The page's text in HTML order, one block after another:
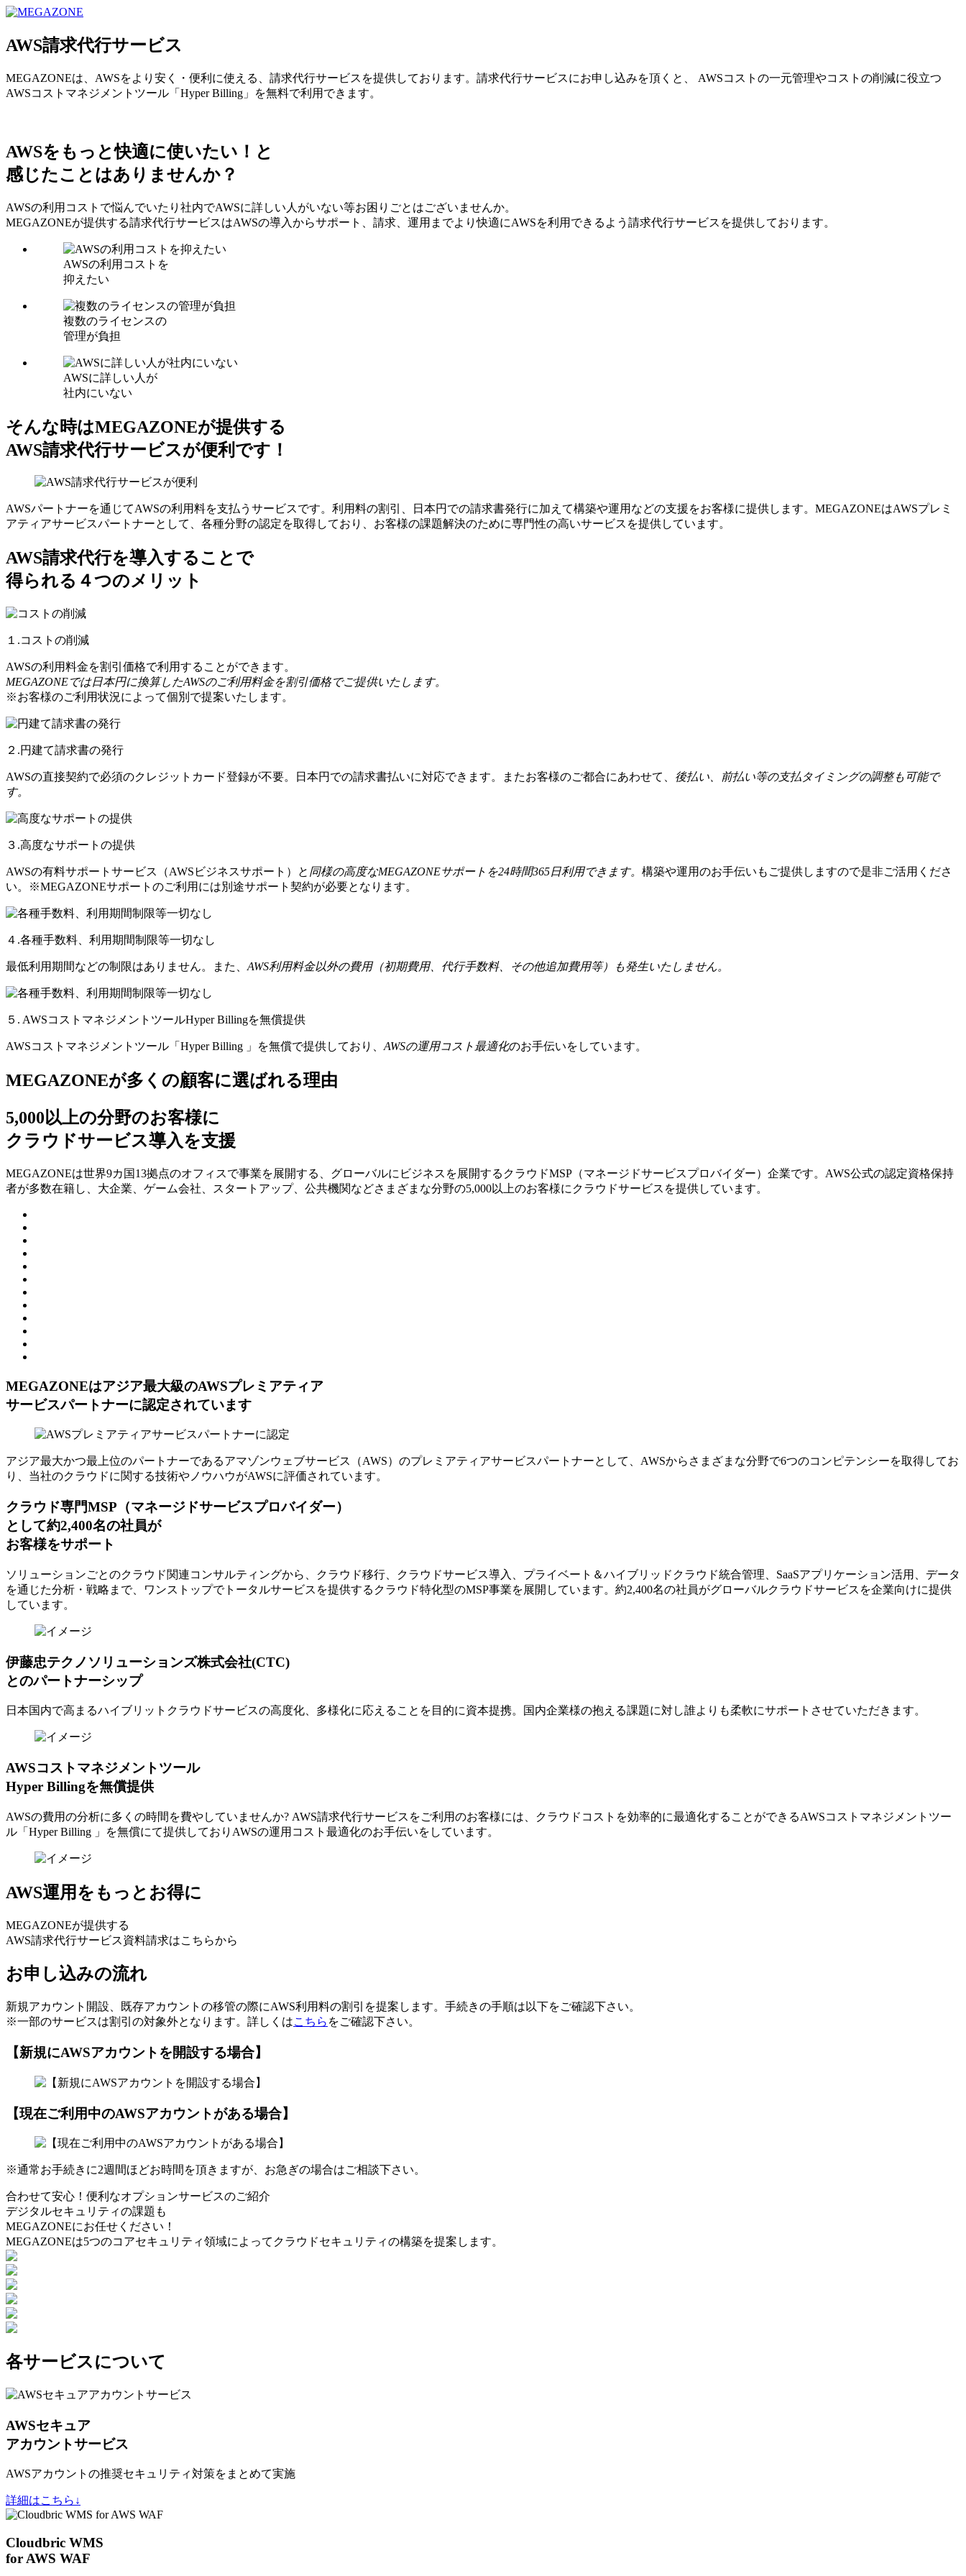
AWS請求代行サービス
MEGAZONEは、AWSをより安く・便利に使える、請求代行サービスを提供しております。請求代行サービスにお申し込みを頂くと、 AWSコストの一元管理やコストの削減に役立つ
AWSコストマネジメントツール「Hyper Billing」を無料で利用できます。
AWSをもっと快適に使いたい！と
感じたことはありませんか？
AWSの利用コストで悩んでいたり社内でAWSに詳しい人がいない等お困りごとはございませんか。
MEGAZONEが提供する請求代行サービスはAWSの導入からサポート、請求、運用までより快適にAWSを利用できるよう請求代行サービスを提供しております。
AWSの利用コストを
抑えたい
複数のライセンスの
管理が負担
AWSに詳しい人が
社内にいない
そんな時はMEGAZONEが提供する
AWS請求代行サービスが便利です！
AWSパートナーを通じてAWSの利用料を支払うサービスです。利用料の割引、日本円での請求書発行に加えて構築や運用などの支援をお客様に提供します。MEGAZONEはAWSプレミ
アティアサービスパートナーとして、各種分野の認定を取得しており、お客様の課題解決のために専門性の高いサービスを提供しています。
AWS請求代行を導入することで
得られる４つのメリット
１.コストの削減
AWSの利用料金を割引価格で利用することができます。
MEGAZONEでは日本円に換算したAWSのご利用料金を割引価格でご提供いたします。
※お客様のご利用状況によって個別で提案いたします。
２.円建て請求書の発行
AWSの直接契約で必須のクレジットカード登録が不要。日本円での請求書払いに対応できます。またお客様のご都合にあわせて、 後払い、前払い等の支払タイミングの調整も可能で
す。
３.高度なサポートの提供
AWSの有料サポートサービス（AWSビジネスサポート）と 同様の高度なMEGAZONEサポートを24時間365日利用できます。 構築や運用のお手伝いもご提供しますので是非ご活用くださ
い。※MEGAZONEサポートのご利用には別途サポート契約が必要となります。
４.各種手数料、利用期間制限等一切なし
最低利用期間などの制限はありません。また、 AWS利用料金以外の費用（初期費用、代行手数料、その他追加費用等）も発生いたしません。
５. AWSコストマネジメントツールHyper Billingを無償提供
AWSコストマネジメントツール「Hyper Billing 」を無償で提供しており、 AWSの運⽤コスト最適化のお⼿伝いをしています。
MEGAZONEが多くの顧客に選ばれる理由
5,000以上の分野のお客様に
クラウドサービス導入を支援
MEGAZONEは世界9カ国13拠点のオフィスで事業を展開する、グローバルにビジネスを展開するクラウドMSP（マネージドサービスプロバイダー）企業です。AWS公式の認定資格保持
者が多数在籍し、⼤企業、ゲーム会社、スタートアップ、公共機関などさまざまな分野の5,000以上のお客様にクラウドサービスを提供しています。
MEGAZONEはアジア最⼤級のAWSプレミアティア
サービスパートナーに認定されています
アジア最大かつ最上位のパートナーであるアマゾンウェブサービス（AWS）のプレミアティアサービスパートナーとして、AWSからさまざまな分野で6つのコンピテンシーを取得してお
り、当社のクラウドに関する技術やノウハウがAWSに評価されています。
クラウド専門MSP （マネージドサービスプロバイダー）
として約2,400名の社員が
お客様をサポート
ソリューションごとのクラウド関連コンサルティングから、クラウド移行、クラウドサービス導入、プライベート＆ハイブリッドクラウド統合管理、SaaSアプリケーション活用、データ
を通じた分析・戦略まで、ワンストップでトータルサービスを提供するクラウド特化型のMSP事業を展開しています。約2,400名の社員がグローバルクラウドサービスを企業向けに提供
しています。
伊藤忠テクノソリューションズ株式会社(CTC)
とのパートナーシップ
日本国内で高まるハイブリットクラウドサービスの高度化、多様化に応えることを目的に資本提携。国内企業様の抱える課題に対し誰よりも柔軟にサポートさせていただきます。
AWSコストマネジメントツール
Hyper Billingを無償提供
AWSの費⽤の分析に多くの時間を費やしていませんか? AWS請求代⾏サービスをご利⽤のお客様には、クラウドコストを効率的に最適化することができるAWSコストマネジメントツー
ル「Hyper Billing 」を無償にて提供しておりAWSの運⽤コスト最適化のお⼿伝いをしています。
AWS運用をもっとお得に
MEGAZONEが提供する
AWS請求代行サービス資料請求はこちらから
お申し込みの流れ
新規アカウント開設、既存アカウントの移管の際にAWS利用料の割引を提案します。手続きの手順は以下をご確認下さい。
※一部のサービスは割引の対象外となります。詳しくはこちら をご確認下さい。
【新規にAWSアカウントを開設する場合】
【現在ご利用中のAWSアカウントがある場合】
※通常お手続きに2週間ほどお時間を頂きますが、お急ぎの場合はご相談下さい。
合わせて安心！便利なオプションサービスのご紹介
デジタルセキュリティの課題も
MEGAZONEにお任せください！
MEGAZONEは5つのコアセキュリティ領域によってクラウドセキュリティの構築を提案します。
各サービスについて
AWSセキュア
アカウントサービス
AWSアカウントの推奨セキュリティ対策をまとめて実施
詳細はこちら↓
Cloudbric WMS
for AWS WAF